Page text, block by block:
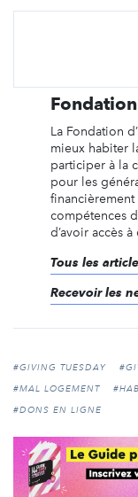
La Fondation
mieux habiter
participer à la
pour les
financièrement
compétences
d’avoir accès à
Tous les
Recevoir les
#GIVING TUESDAY
#MAL LOGEMENT
#DONS EN LIGNE